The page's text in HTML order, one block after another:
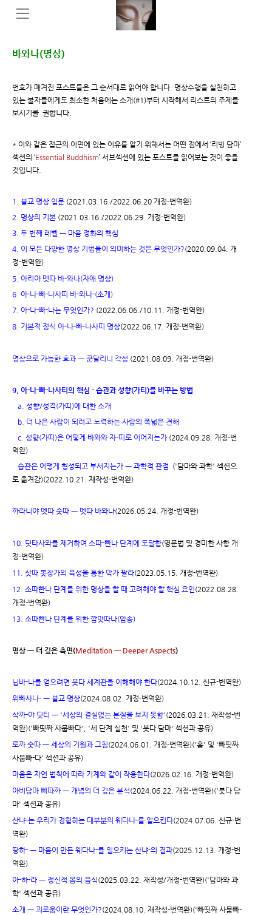
바와나(명상)
번호가 매겨진 포스트들은 그 순서대로 읽어야 합니다. 명상수행을 실천하고
있는 불자들에게도 최소한 처음에는 소개(#1)부터 시작해서 리스트의 주제를
보시기를 권합니다.
* 이와 같은 접근의 이면에 있는 이유를 알기 위해서는 어떤 점에서 ‘리빙 담마’
섹션의 ‘Essential Buddhism’ 서브섹션에 있는 포스트를 읽어보는 것이 좋을
것입니다.
1. 불교 명상 입문 (2021.03.16./2022.06.20 개정-번역완)
2. 명상의 기본 (2021.03.16./2022.06.29. 개정-번역완)
3. 두 번째 레벨 ㅡ 마음 정화의 핵심
4. 이 모든 다양한 명상 기법들이 의미하는 것은 무엇인가?(2020.09.04. 개
정-번역완)
5. 아리야 멧따 바-와나(자애 명상)
6. 아-나-빠-나사띠 바-와나-(소개)
7. 아-나-빠-나는 무엇인가? (2022.06.06./10.11. 개정-번역완)
8. 기본적 정식 아-나-빠-나사띠 명상(2022.06.17. 개정-번역완)
명상으로 가능한 효과 ㅡ 쿤달리니 각성 (2021.08.09. 개정-번역완)
9. 아-나-빠-나사티의 핵심 - 습관과 성향(가티)를 바꾸는 방법
a. 성향/성격(가띠)에 대한 소개
b. 더 나은 사람이 되려고 노력하는 사람의 폭넓은 견해
c. 성향(가띠)은 어떻게 바와와 자-띠로 이어지는가 (2024.09.28. 개정-번
역완)
습관은 어떻게 형성되고 부서지는가 ㅡ 과학적 관점 ('담마와 과학' 섹션으
로 옮겨감)(2022.10.21. 재작성-번역완)
까라니야 멧따 숫따 ㅡ 멧따 바와나(2026.05.24. 개정-번역완)
10. 딧타사와를 제거하여 소따-빤나 단계에 도달함(영문법 및 경미한 사항 개
정-번역완)
11. 삿따 봇장가의 육성을 통한 막가 팔라(2023.05.15. 개정-번역완)
12. 소따빤나 단계를 위한 명상을 할 때 고려해야 할 핵심 요인(2022.08.28.
개정-번역완)
13. 소따빤나 단계를 위한 깜맛따나(암송)
명상 ㅡ 더 깊은 측면(Meditation ㅡ Deeper Aspects)
닙바-나를 얻으려면 붓다 세계관을 이해해야 한다(2024.10.12. 신규-번역완)
위빠사나- ㅡ 불교 명상(2024.08.02. 개정-번역완)
삭까-야 딧티 ㅡ '세상의 결실없는 본질을 보지 못함'(2026.03.21. 재작성-번
역완)('빠띳짜 사뭅빠다', '세 단계 실천' 및 '붓다 담마' 섹션과 공유)
로까 숫따 ㅡ 세상의 기원과 그침(2024.06.01. 개정-번역완)('홈' 및 '빠띳짜
사뭅빠-다' 섹션과 공유)
마음은 자연 법칙에 따라 기계와 같이 작용한다(2026.02.16. 개정-번역완)
아비담마 삐따까 ㅡ 개념의 더 깊은 분석(2024.06.22. 개정-번역완)('붓다 담
마' 섹션과 공유)
산냐-는 우리가 경험하는 대부분의 웨다나-를 일으킨다(2024.07.06. 신규-번
역완)
땅하- ㅡ 마음이 만든 웨다나-를 일으키는 산냐-의 결과(2025.12.13. 개정-번
역완)
아-하-라 ㅡ 정신적 몸의 음식(2025.03.22. 재작성/개정-번역완)('담마와 과
학' 섹션과 공유)
소개 ㅡ 괴로움이란 무엇인가?(2024.08.10. 재작성-번역완)('빠띳짜 사뭅빠-